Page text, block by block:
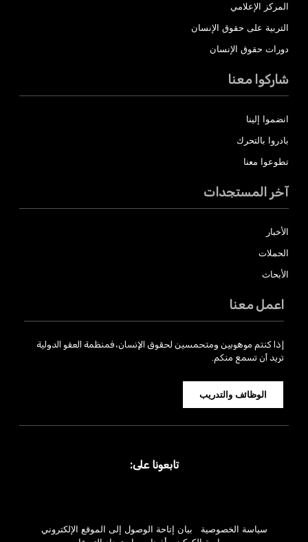
المركز الإعلامي
التربية على حقوق الإنسان
دورات حقوق الإنسان
شاركوا معنا
انضموا إلينا
بادروا بالتحرك
تطوعوا معنا
آخر المستجدات
الأخبار
الحملات
الأبحاث
اعمل معنا
إذا كنتم موهوبين ومتحمسين لحقوق الإنسان، فمنظمة العفو الدولية
تريد أن تسمع منكم.
الوظائف والتدريب
سياسة الخصوصية
بيان إتاحة الوصول إلى الموقع الإلكتروني
تابعونا على: